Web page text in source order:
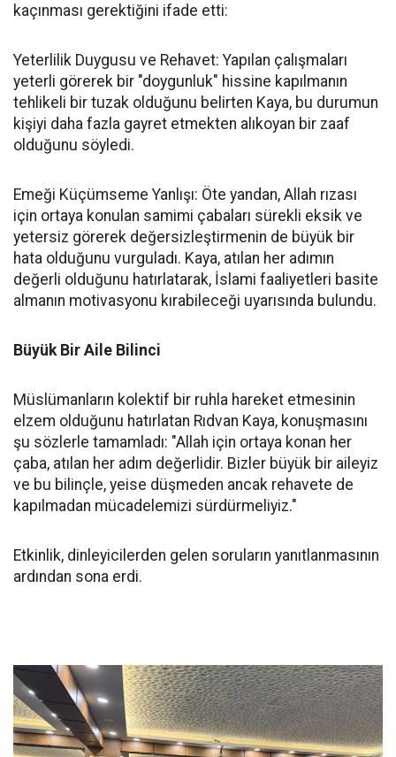
kaçınması gerektiğini ifade etti:
Yeterlilik Duygusu ve Rehavet: Yapılan çalışmaları
yeterli görerek bir "doygunluk" hissine kapılmanın
tehlikeli bir tuzak olduğunu belirten Kaya, bu durumun
kişiyi daha fazla gayret etmekten alıkoyan bir zaaf
olduğunu söyledi.
Emeği Küçümseme Yanlışı: Öte yandan, Allah rızası
için ortaya konulan samimi çabaları sürekli eksik ve
yetersiz görerek değersizleştirmenin de büyük bir
hata olduğunu vurguladı. Kaya, atılan her adımın
değerli olduğunu hatırlatarak, İslami faaliyetleri basite
almanın motivasyonu kırabileceği uyarısında bulundu.
Büyük Bir Aile Bilinci
Müslümanların kolektif bir ruhla hareket etmesinin
elzem olduğunu hatırlatan Rıdvan Kaya, konuşmasını
şu sözlerle tamamladı: "Allah için ortaya konan her
çaba, atılan her adım değerlidir. Bizler büyük bir aileyiz
ve bu bilinçle, yeise düşmeden ancak rehavete de
kapılmadan mücadelemizi sürdürmeliyiz."
Etkinlik, dinleyicilerden gelen soruların yanıtlanmasının
ardından sona erdi.